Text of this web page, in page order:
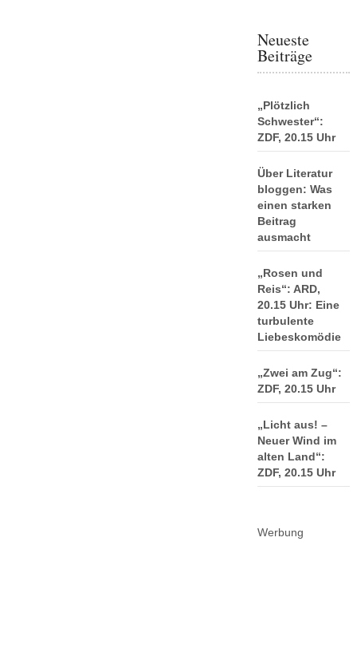
Neueste
Beiträge
„Plötzlich
Schwester“:
ZDF, 20.15 Uhr
Über Literatur
bloggen: Was
einen starken
Beitrag
ausmacht
„Rosen und
Reis“: ARD,
20.15 Uhr: Eine
turbulente
Liebeskomödie
„Zwei am Zug“:
ZDF, 20.15 Uhr
„Licht aus! –
Neuer Wind im
alten Land“:
ZDF, 20.15 Uhr
Werbung